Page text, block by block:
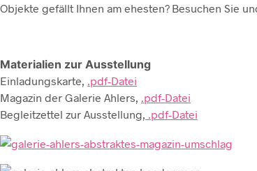
Objekte gefällt Ihnen am ehesten? Besuchen Sie
Materialien zur Ausstellung
Einladungskarte,
.pdf-Datei
Magazin der Galerie Ahlers,
.pdf-Datei
Begleitzettel zur Ausstellung,
.pdf-Datei